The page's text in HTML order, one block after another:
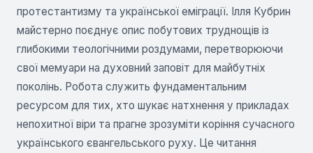
протестантизму та української еміграції. Ілля Кубрин
майстерно поєднує опис побутових труднощів із
глибокими теологічними роздумами, перетворюючи
свої мемуари на духовний заповіт для майбутніх
поколінь. Робота служить фундаментальним
ресурсом для тих, хто шукає натхнення у прикладах
непохитної віри та прагне зрозуміти коріння сучасного
українського євангельського руху. Це читання